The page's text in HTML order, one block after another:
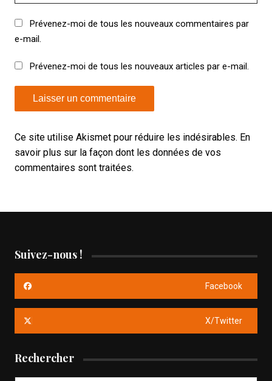
Prévenez-moi de tous les nouveaux commentaires par
e-mail.
Prévenez-moi de tous les nouveaux articles par e-mail.
Ce site utilise Akismet pour réduire les indésirables. En
savoir plus sur la façon dont les données de vos
commentaires sont traitées.
Suivez-nous !
Facebook
X/Twitter
Rechercher